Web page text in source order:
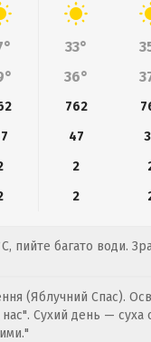
33°
36°
762
47
2
2
пийте багато води.
(Яблучний Спас).
Сухий день — суха